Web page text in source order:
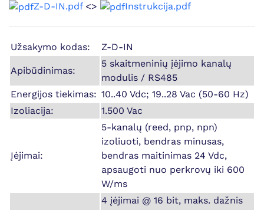
Z-D-IN.pdf<> Instrukcija.pdf
Užsakymo kodas: Z-D-IN
Apibūdinimas:
5 skaitmeninių įėjimo kanalų
modulis / RS485
Energijos tiekimas: 10..40 Vdc; 19..28 Vac (50-60 Hz)
Izoliacija:
1.500 Vac
Įėjimai:
5-kanalų (reed, pnp, npn)
izoliuoti, bendras minusas,
bendras maitinimas 24 Vdc,
apsaugoti nuo perkrovų iki 600
W/ms
4 įėjimai @ 16 bit, maks. dažnis